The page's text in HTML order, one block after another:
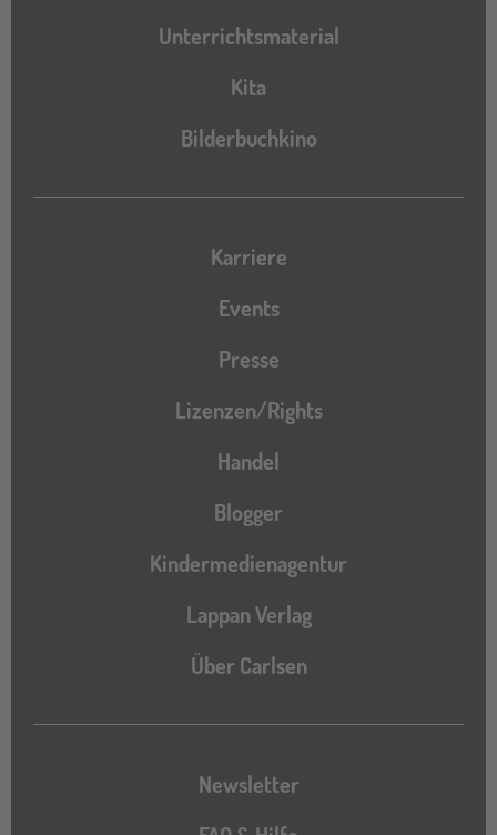
Unterrichtsmaterial
Kita
Bilderbuchkino
Karriere
Events
Presse
Lizenzen/Rights
Handel
Blogger
Kindermedienagentur
Lappan Verlag
Über Carlsen
Newsletter